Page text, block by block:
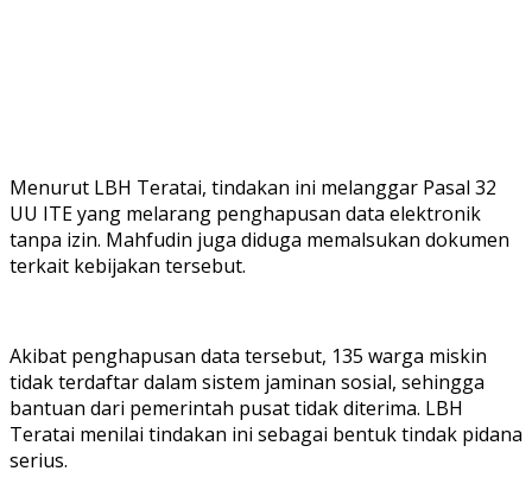
Menurut LBH Teratai, tindakan ini melanggar Pasal 32
UU ITE yang melarang penghapusan data elektronik
tanpa izin. Mahfudin juga diduga memalsukan dokumen
terkait kebijakan tersebut.
Akibat penghapusan data tersebut, 135 warga miskin
tidak terdaftar dalam sistem jaminan sosial, sehingga
bantuan dari pemerintah pusat tidak diterima. LBH
Teratai menilai tindakan ini sebagai bentuk tindak pidana
serius.